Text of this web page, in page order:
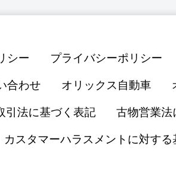
シー プライバシーポリシー
合わせ オリックス自動車
引法に基づく表記 古物営業法
カスタマーハラスメントに対する